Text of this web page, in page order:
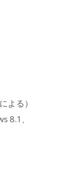
よる）
8.1、